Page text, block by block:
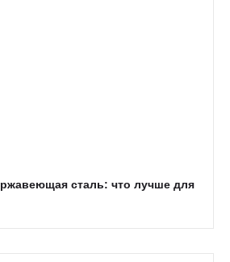
сталь: что лучше для